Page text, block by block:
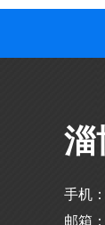
淄
手机
邮箱